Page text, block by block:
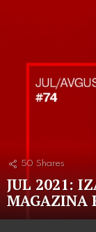
50 Shares
JUL 2021:
MAGAZINA